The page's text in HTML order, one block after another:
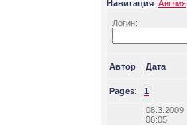
Навигация: Англия
Логин:
Автор Дата
Pages: 1
08.3.2009
06:05